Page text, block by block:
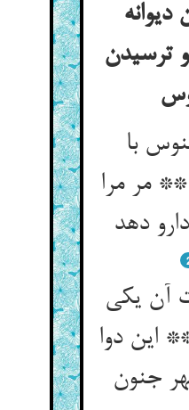
ترسیدن
با
مر مرا
دهد
آن یکی
این دوا
جنون‏